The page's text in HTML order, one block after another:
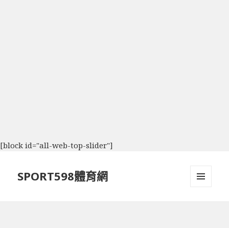
[block id="all-web-top-slider"]
SPORT598體育網